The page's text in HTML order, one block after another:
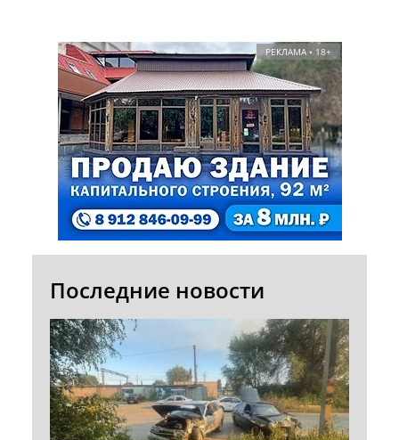
РЕКЛАМА • 18+
Последние новости